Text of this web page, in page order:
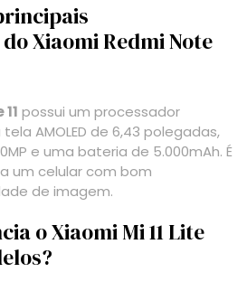
Xiaomi Redmi Note
possui um processador
AMOLED de 6,43 polegadas,
e uma bateria de 5.000mAh. É
um celular com bom
de imagem.
o Xiaomi Mi 11 Lite